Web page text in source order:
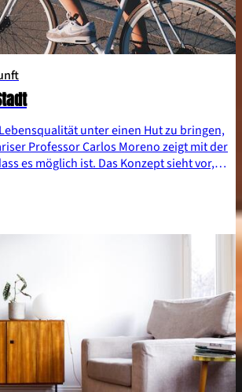
unter einen Hut zu bringen,
Professor Carlos Moreno zeigt mit der
es möglich ist. Das Konzept sieht vor,